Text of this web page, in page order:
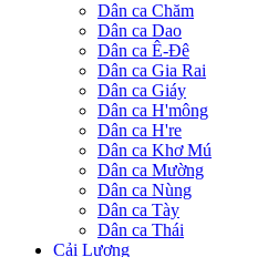
Dân ca Chăm
Dân ca Dao
Dân ca Ê-Đê
Dân ca Gia Rai
Dân ca Giáy
Dân ca H'mông
Dân ca H're
Dân ca Khơ Mú
Dân ca Mường
Dân ca Nùng
Dân ca Tày
Dân ca Thái
Cải Lương